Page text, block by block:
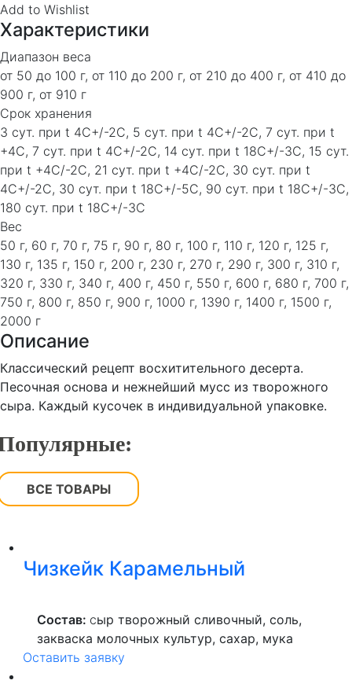
Add to Wishlist
Характеристики
Диапазон веса
от 50 до 100 г, от 110 до 200 г, от 210 до 400 г, от 410 до
900 г, от 910 г
Срок хранения
3 сут. при t 4C+/-2C, 5 сут. при t 4C+/-2C, 7 сут. при t
+4C, 7 сут. при t 4C+/-2C, 14 сут. при t 18C+/-3C, 15 сут.
при t +4C/-2C, 21 сут. при t +4C/-2C, 30 сут. при t
4C+/-2C, 30 сут. при t 18C+/-5C, 90 сут. при t 18C+/-3C,
180 сут. при t 18C+/-3C
Вес
50 г, 60 г, 70 г, 75 г, 90 г, 80 г, 100 г, 110 г, 120 г, 125 г,
130 г, 135 г, 150 г, 200 г, 230 г, 270 г, 290 г, 300 г, 310 г,
320 г, 330 г, 340 г, 400 г, 450 г, 550 г, 600 г, 680 г, 700 г,
750 г, 800 г, 850 г, 900 г, 1000 г, 1390 г, 1400 г, 1500 г,
2000 г
Описание
Классический рецепт восхитительного десерта.
Песочная основа и нежнейший мусс из творожного
сыра. Каждый кусочек в индивидуальной упаковке.
ВСЕ ТОВАРЫ
Чизкейк Карамельный
Состав: сыр творожный сливочный, соль,
закваска молочных культур, сахар, мука
пшеничная высшего сорта, маргарин,
Оставить заявку